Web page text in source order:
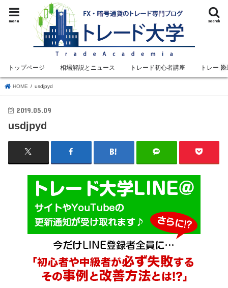
search
menu
トップページ 相場解説とニュース トレード初心者講座 トレード
HOME usdjpyd
2019.05.09
usdjpyd